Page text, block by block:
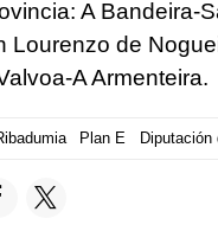
A Bandeira-
Lourenzo de
A Armenteira.
Plan E Diputación